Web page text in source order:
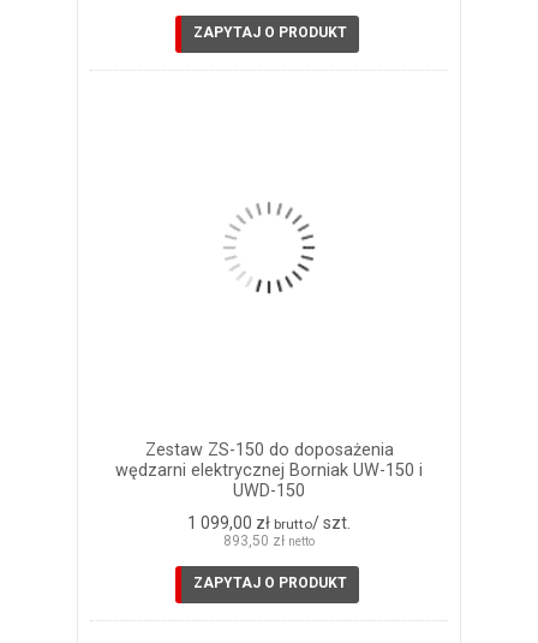
ZAPYTAJ O PRODUKT
Zestaw ZS-150 do doposażenia
wędzarni elektrycznej Borniak UW-150 i
UWD-150
1 099,00 zł brutto/ szt.
893,50 zł netto
ZAPYTAJ O PRODUKT